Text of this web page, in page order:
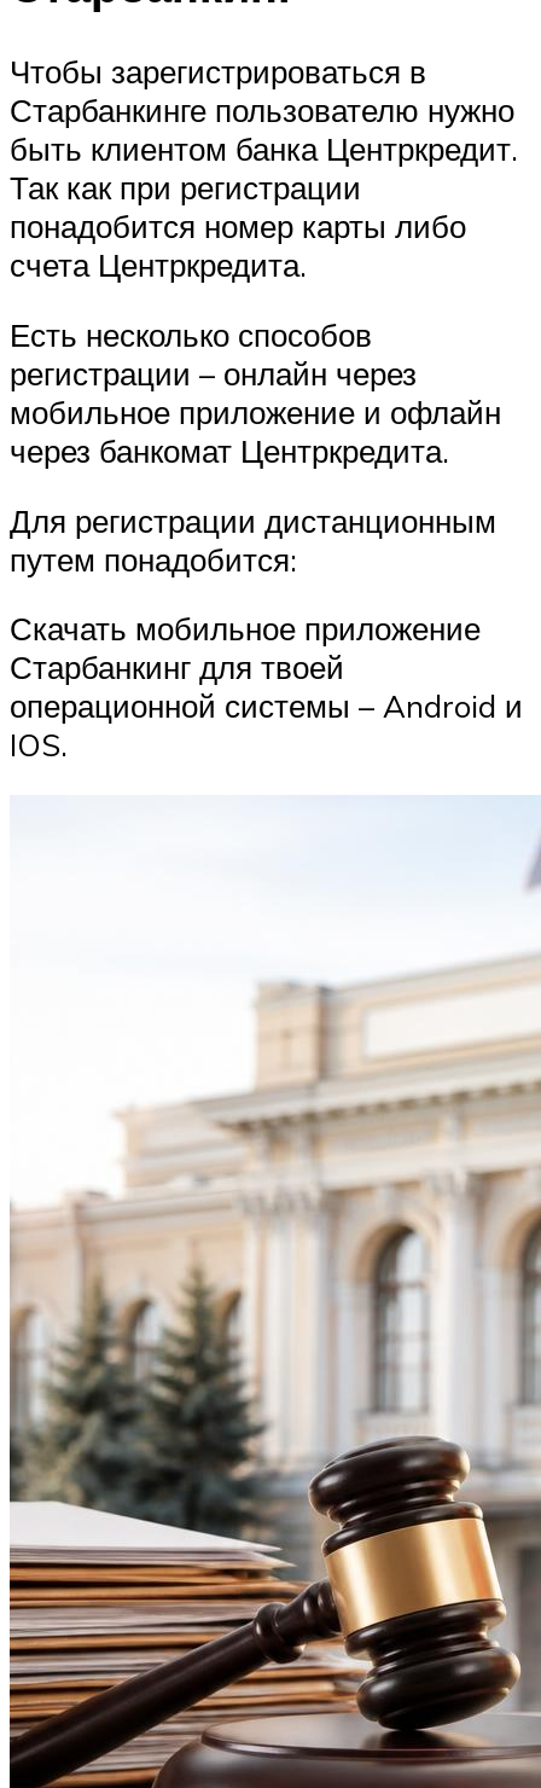
Чтобы зарегистрироваться в
Старбанкинге пользователю нужно
быть клиентом банка Центркредит.
Так как при регистрации
понадобится номер карты либо
счета Центркредита.
Есть несколько способов
регистрации – онлайн через
мобильное приложение и офлайн
через банкомат Центркредита.
Для регистрации дистанционным
путем понадобится:
Скачать мобильное приложение
Старбанкинг для твоей
операционной системы – Android и
IOS.